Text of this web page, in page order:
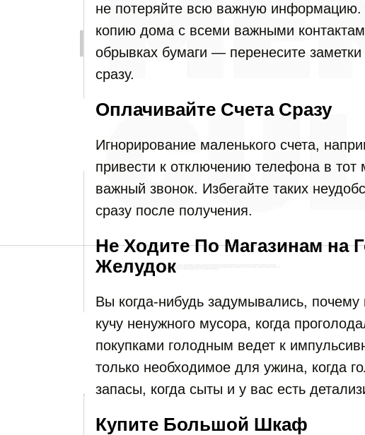
не потеряйте всю важную информацию.
копию дома с всеми важными
обрывках бумаги — перенесите заметки
сразу.
Оплачивайте Счета Сразу
Игнорирование маленького счета,
привести к отключению телефона в тот
важный звонок. Избегайте таких
сразу после получения.
Не Ходите По Магазинам на
Желудок
Вы когда-нибудь задумывались, почему
кучу ненужного мусора, когда
покупками голодным ведет к
только необходимое для ужина, когда
запасы, когда сыты и у вас есть
Купите Большой Шкаф